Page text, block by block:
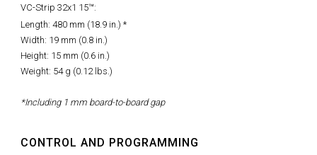
VC-Strip 32x1 15™:
Length: 480 mm (18.9 in.) *
Width: 19 mm (0.8 in.)
Height: 15 mm (0.6 in.)
Weight: 54 g (0.12 lbs.)
*Including 1 mm board-to-board gap
CONTROL AND PROGRAMMING